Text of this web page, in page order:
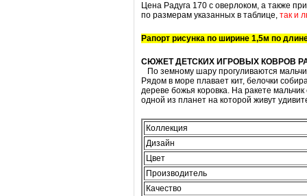
Цена Радуга 170 с оверлоком, а также при
по размерам указанных в таблице, так и
Рапорт рисунка по ширине 1,5м по
СЮЖЕТ ДЕТСКИХ ИГРОВЫХ КОВРОВ
По земному шару прогуливаются
Рядом в море плавает кит, белочки
дереве божья коровка. На ракете
одной из планет на которой живут
Коллекция
Дизайн
Цвет
Производитель
Качество